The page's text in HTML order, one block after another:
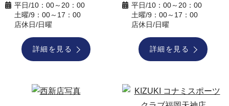
平日/10：00～20：00
土曜/9：00～17：00
店休日/日曜
詳細を見る
平日/10：00～20：00
土曜/9：00～17：00
店休日/日曜
詳細を見る